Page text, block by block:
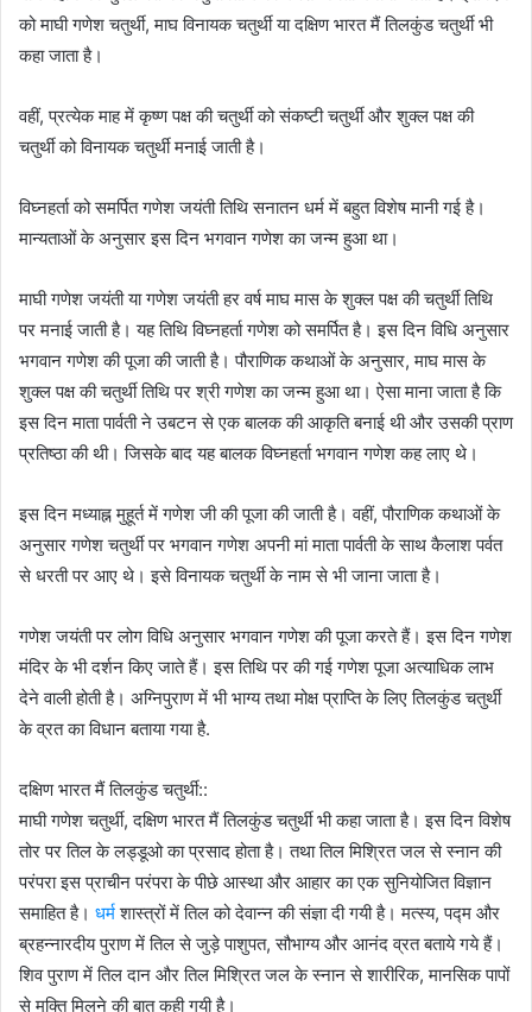
को माघी गणेश चतुर्थी, माघ विनायक चतुर्थी या दक्षिण भारत मैं तिलकुंड चतुर्थी भी
कहा जाता है।
वहीं, प्रत्येक माह में कृष्ण पक्ष की चतुर्थी को संकष्टी चतुर्थी और शुक्ल पक्ष की
चतुर्थी को विनायक चतुर्थी मनाई जाती है।
विघ्नहर्ता को समर्पित गणेश जयंती तिथि सनातन धर्म में बहुत विशेष मानी गई है।
मान्यताओं के अनुसार इस दिन भगवान गणेश का जन्म हुआ था।
माघी गणेश जयंती या गणेश जयंती हर वर्ष माघ मास के शुक्ल पक्ष की चतुर्थी तिथि
पर मनाई जाती है। यह तिथि विघ्नहर्ता गणेश को समर्पित है। इस दिन विधि अनुसार
भगवान गणेश की पूजा की जाती है। पौराणिक कथाओं के अनुसार, माघ मास के
शुक्ल पक्ष की चतुर्थी तिथि पर श्री गणेश का जन्म हुआ था। ऐसा माना जाता है कि
इस दिन माता पार्वती ने उबटन से एक बालक की आकृति बनाई थी और उसकी प्राण
प्रतिष्ठा की थी। जिसके बाद यह बालक विघ्नहर्ता भगवान गणेश कह लाए थे।
इस दिन मध्याह्न मुहूर्त में गणेश जी की पूजा की जाती है। वहीं, पौराणिक कथाओं के
अनुसार गणेश चतुर्थी पर भगवान गणेश अपनी मां माता पार्वती के साथ कैलाश पर्वत
से धरती पर आए थे। इसे विनायक चतुर्थी के नाम से भी जाना जाता है।
गणेश जयंती पर लोग विधि अनुसार भगवान गणेश की पूजा करते हैं। इस दिन गणेश
मंदिर के भी दर्शन किए जाते हैं। इस तिथि पर की गई गणेश पूजा अत्याधिक लाभ
देने वाली होती है। अग्निपुराण में भी भाग्य तथा मोक्ष प्राप्ति के लिए तिलकुंड चतुर्थी
के व्रत का विधान बताया गया है.
दक्षिण भारत मैं तिलकुंड चतुर्थी::
माघी गणेश चतुर्थी, दक्षिण भारत मैं तिलकुंड चतुर्थी भी कहा जाता है। इस दिन विशेष
तोर पर तिल के लड्डूओ का प्रसाद होता है। तथा तिल मिश्रित जल से स्नान की
परंपरा इस प्राचीन परंपरा के पीछे आस्था और आहार का एक सुनियोजित विज्ञान
समाहित है। धर्मशास्त्रों में तिल को देवान्न की संज्ञा दी गयी है। मत्स्य, पद्म और
ब्रहन्नारदीय पुराण में तिल से जुड़े पाशुपत, सौभाग्य और आनंद व्रत बताये गये हैं।
शिव पुराण में तिल दान और तिल मिश्रित जल के स्नान से शारीरिक, मानसिक पापों
से मुक्ति मिलने की बात कही गयी है।